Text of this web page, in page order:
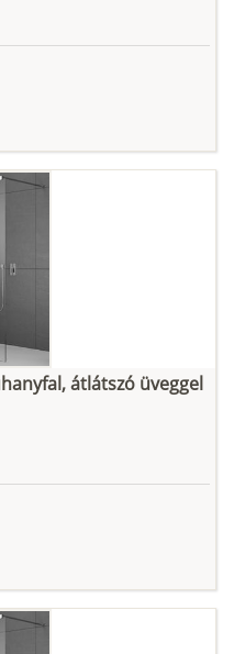
átlátszó üveggel